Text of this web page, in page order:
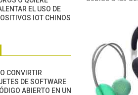
EL USO DE
IOT CHINOS
CONVIRTIR
DE SOFTWARE
ABIERTO EN UN